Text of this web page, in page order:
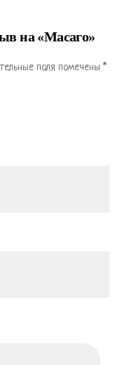
на «Масаго»
поля помечены *